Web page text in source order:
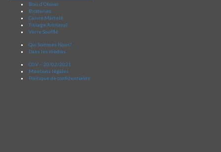
Bois d’Olivier
Broderies
Cuivre Martelé
Tissage Artisanal
Verre Soufflé
Qui Sommes Nous?
Dans les médias
CGV – 20/02/2021
Mentions légales
Politique de confidentialité